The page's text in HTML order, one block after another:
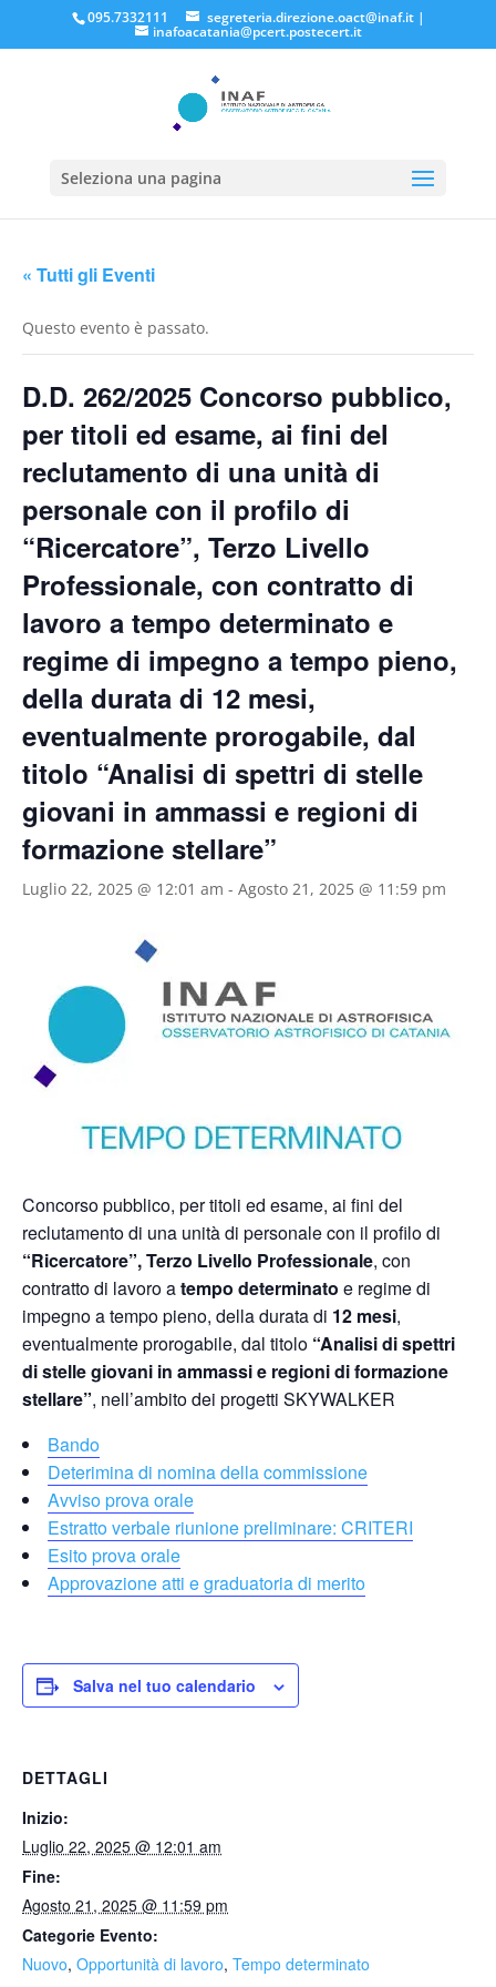
095.7332111 segreteria.direzione.oact@inaf.it|
inafoacatania@pcert.postecert.it
Seleziona una pagina
« Tutti gli Eventi
Questo evento è passato.
D.D. 262/2025 Concorso pubblico,
per titoli ed esame, ai fini del
reclutamento di una unità di
personale con il profilo di
“Ricercatore”, Terzo Livello
Professionale, con contratto di
lavoro a tempo determinato e
regime di impegno a tempo pieno,
della durata di 12 mesi,
eventualmente prorogabile, dal
titolo “Analisi di spettri di stelle
giovani in ammassi e regioni di
formazione stellare”
Luglio 22, 2025 @ 12:01 am - Agosto 21, 2025 @ 11:59 pm
Concorso pubblico, per titoli ed esame, ai fini del
reclutamento di una unità di personale con il profilo di
“Ricercatore”, Terzo Livello Professionale, con
contratto di lavoro atempo determinato e regime di
impegno a tempo pieno, della durata di 12 mesi,
eventualmente prorogabile, dal titolo “Analisi di spettri
di stelle giovani in ammassi e regioni di formazione
stellare”, nell’ambito dei progetti SKYWALKER
Bando
Deterimina di nomina della commissione
Avviso prova orale
Estratto verbale riunione preliminare: CRITERI
Esito prova orale
Approvazione atti e graduatoria di merito
Salva nel tuo calendario
DETTAGLI
Inizio:
Luglio 22, 2025 @ 12:01 am
Fine:
Agosto 21, 2025 @ 11:59 pm
Categorie Evento:
Nuovo, Opportunità di lavoro, Tempo determinato